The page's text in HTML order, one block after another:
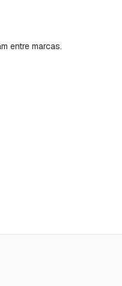
entre marcas.